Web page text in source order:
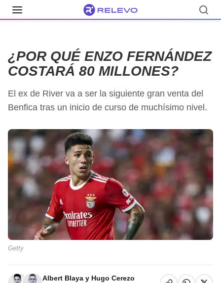
¿POR QUÉ ENZO FERNÁNDEZ
COSTARÁ 80 MILLONES?
El ex de River va a ser la siguiente gran venta del
Benfica tras un inicio de curso de muchísimo nivel.
Getty
Albert Blaya y Hugo Cerezo